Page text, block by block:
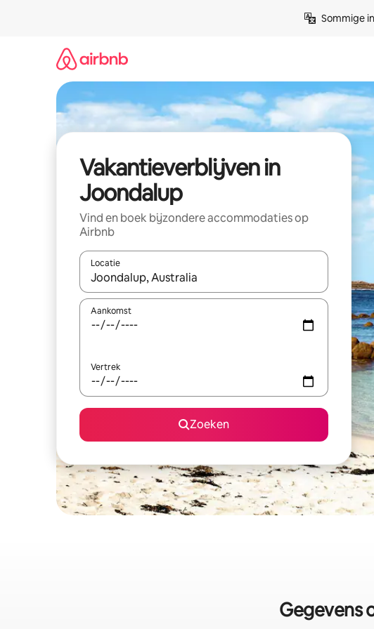
Sommige
Vakantieverblijven in
Joondalup
Vind en boek bijzondere accommodaties op
Airbnb
Locatie
Wanneer er resultaten beschikbaar zijn, maak je een keuze
Aankomst
Vertrek
Zoeken
Gegevens